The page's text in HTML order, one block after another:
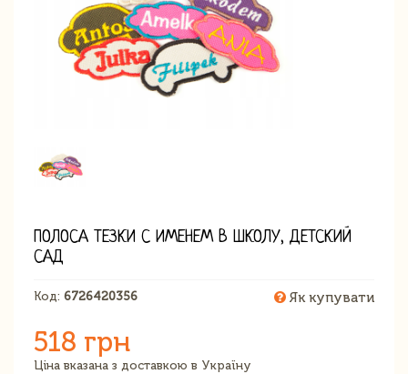
ПОЛОСА ТЕЗКИ С ИМЕНЕМ В ШКОЛУ, ДЕТСКИЙ
САД
Код: 6726420356 Як купувати
518 грн
Ціна вказана з доставкою в Україну